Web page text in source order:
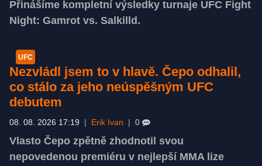
Přinášíme kompletní výsledky turnaje UFC Fight
Night: Gamrot vs. Salkilld.
UFC
Nezvládl jsem to v hlavě. Čepo odhalil,
co stálo za jeho neúspěšným UFC
debutem
08. 08. 2026 17:19 Erik Ivan 0
Vlasto Čepo zpětně zhodnotil svou
nepovedenou premiéru v nejlepší MMA lize